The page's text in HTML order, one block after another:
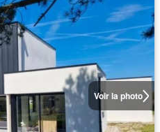
Voir la photo